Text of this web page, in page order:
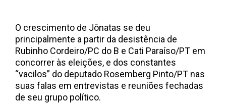
O crescimento de Jônatas se deu
principalmente a partir da desistência de
Rubinho Cordeiro/PC do B e Cati Paraíso/PT em
concorrer às eleições, e dos constantes
“vacilos” do deputado Rosemberg Pinto/PT nas
suas falas em entrevistas e reuniões fechadas
de seu grupo político.